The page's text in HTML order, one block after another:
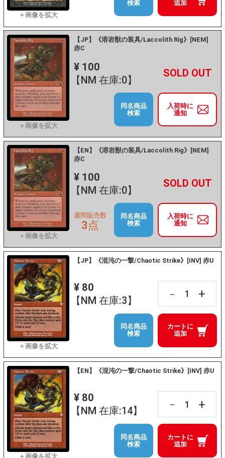
追加
検索
【JP】《溶岩獣の装具/Laccolith Rig》[NEM]
赤C
¥ 100
【NM 在庫:0】
－ +
入荷時に
通知
同名商品
検索
【EN】《溶岩獣の装具/Laccolith Rig》[NEM]
赤C
¥ 100
【NM 在庫:0】
－ +
入荷時に
通知
週間販売数
3点
同名商品
検索
【JP】《混沌の一撃/Chaotic Strike》[INV] 赤U
¥ 80
【NM 在庫:3】
－ +
カートに
追加
同名商品
検索
【EN】《混沌の一撃/Chaotic Strike》[INV] 赤U
¥ 80
【NM 在庫:14】
－ +
カートに
追加
同名商品
検索